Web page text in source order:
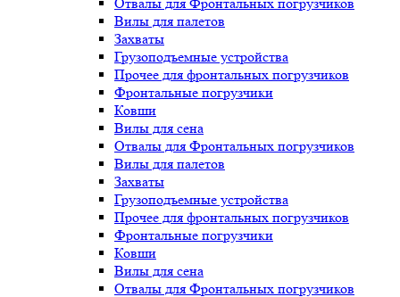
Вилы для палетов
Захваты
Грузоподъемные устройства
Прочее для фронтальных погрузчиков
Фронтальные погрузчики
Ковши
Вилы для сена
Отвалы для Фронтальных погрузчиков
Вилы для палетов
Захваты
Грузоподъемные устройства
Прочее для фронтальных погрузчиков
Фронтальные погрузчики
Ковши
Вилы для сена
Отвалы для Фронтальных погрузчиков